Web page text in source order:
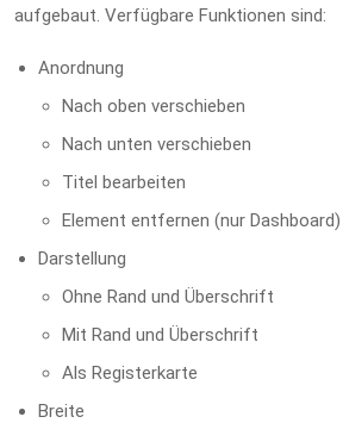
aufgebaut. Verfügbare Funktionen sind:
Anordnung
Nach oben verschieben
Nach unten verschieben
Titel bearbeiten
Element entfernen (nur Dashboard)
Darstellung
Ohne Rand und Überschrift
Mit Rand und Überschrift
Als Registerkarte
Breite